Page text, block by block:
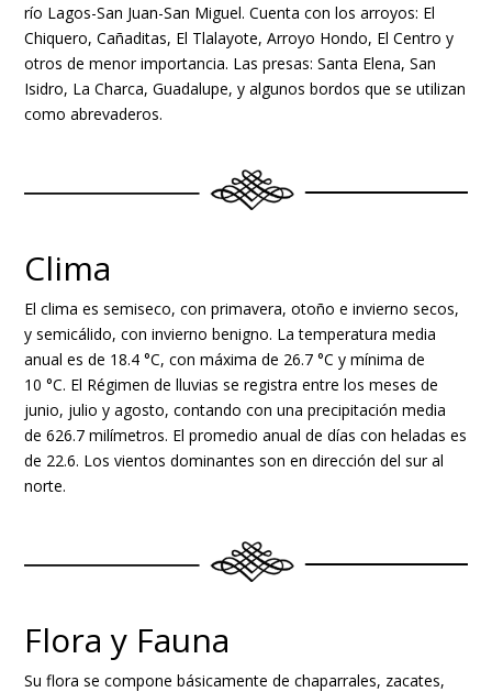
río Lagos-San Juan-San Miguel. Cuenta con los arroyos: El
Chiquero, Cañaditas, El Tlalayote, Arroyo Hondo, El Centro y
otros de menor importancia. Las presas: Santa Elena, San
Isidro, La Charca, Guadalupe, y algunos bordos que se utilizan
como abrevaderos.
Clima
El clima es semiseco, con primavera, otoño e invierno secos,
y semicálido, con invierno benigno. La temperatura media
anual es de 18.4 °C, con máxima de 26.7 °C y mínima de
10 °C. El Régimen de lluvias se registra entre los meses de
junio, julio y agosto, contando con una precipitación media
de 626.7 milímetros. El promedio anual de días con heladas es
de 22.6. Los vientos dominantes son en dirección del sur al
norte.
Flora y Fauna
Su flora se compone básicamente de chaparrales, zacates,